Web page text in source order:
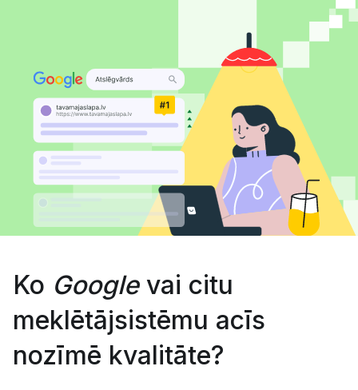
Ko Googlevai citu
meklētājsistēmu acīs
nozīmē kvalitāte?